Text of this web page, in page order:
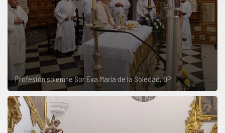
Profesión solemne Sor Eva María de la Soledad, OP